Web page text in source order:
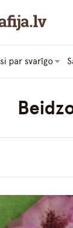
Īsi par svarīgo